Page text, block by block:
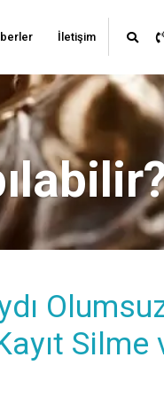
İletişim